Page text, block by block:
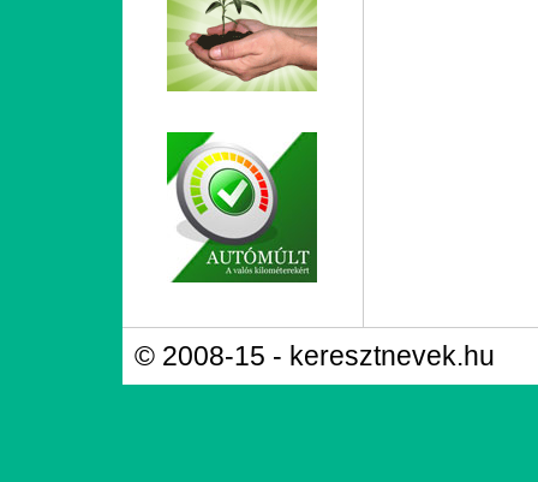
© 2008-15 - keresztnevek.hu